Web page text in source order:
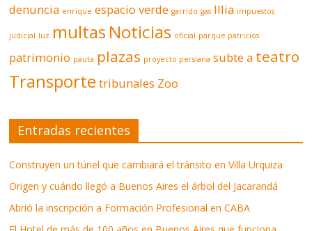
denuncia enrique espacio verde garrido gas Illia impuestos
judicial luz multas Noticias oficial parque patricios
patrimonio pauta plazas proyecto persiana subte a teatro
Transporte tribunales Zoo
Entradas recientes
Construyen un túnel que cambiará el tránsito en Villa Urquiza
Origen y cuándo llegó a Buenos Aires el árbol del Jacarandá
Abrió la inscripción a Formación Profesional en CABA